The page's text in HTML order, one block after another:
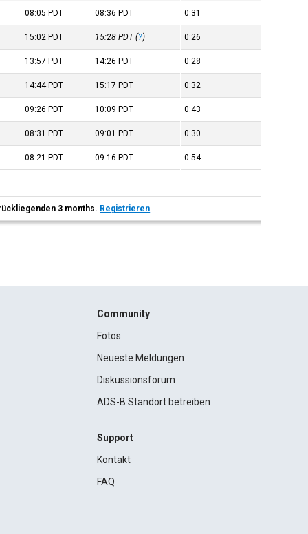
08:05 PDT 08:36 PDT 0:31
15:02 PDT 15:28PDT(?) 0:26
13:57 PDT 14:26 PDT 0:28
14:44 PDT 15:17 PDT 0:32
09:26 PDT 10:09 PDT 0:43
08:31 PDT 09:01 PDT 0:30
08:21 PDT 09:16 PDT 0:54
3 months. Registrieren
Community
Fotos
Neueste Meldungen
Diskussionsforum
ADS-B Standort betreiben
Support
Kontakt
FAQ